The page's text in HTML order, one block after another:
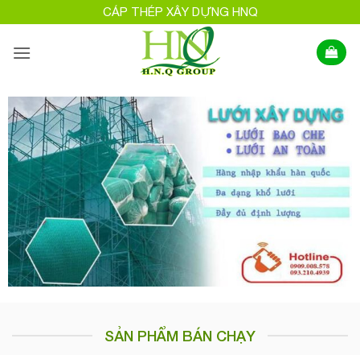
qua
nội
CÁP THÉP XÂY DỰNG HNQ
SẢN PHẨM BÁN CHẠY